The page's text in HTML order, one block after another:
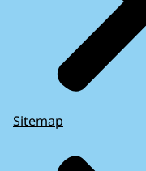
Sitemap